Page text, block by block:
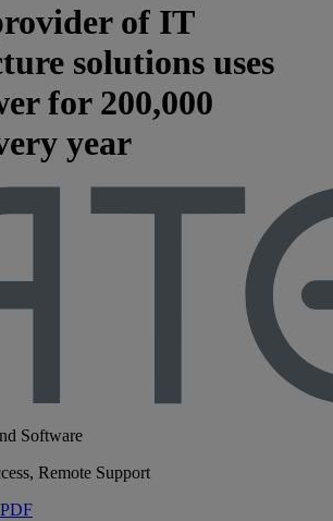
of IT
solutions uses
for 200,000
year
Software
Remote Support